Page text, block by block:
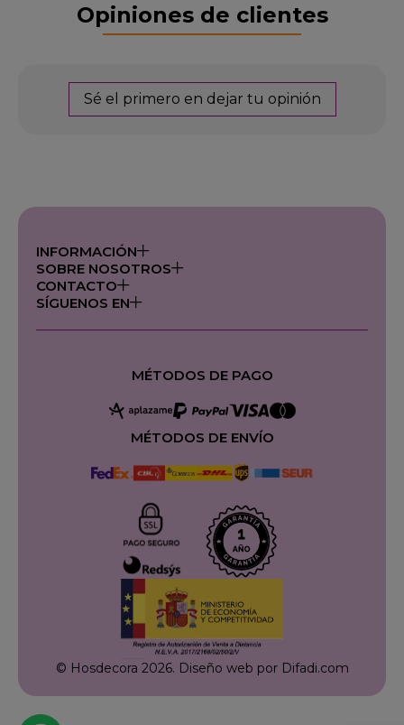
Opiniones de clientes
Sé el primero en dejar tu opinión
INFORMACIÓN
SOBRE NOSOTROS
CONTACTO
SÍGUENOS EN
MÉTODOS DE PAGO
MÉTODOS DE ENVÍO
© Hosdecora 2026. Diseño web por Difadi.com